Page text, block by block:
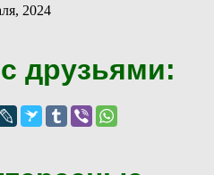
2024
друзьями: